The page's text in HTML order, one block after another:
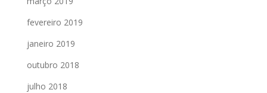
fevereiro 2019
janeiro 2019
outubro 2018
julho 2018